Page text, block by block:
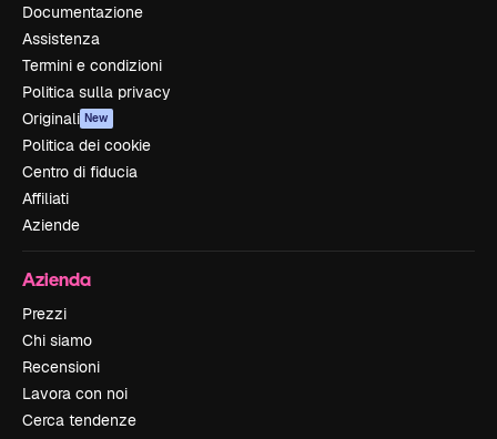
Documentazione
Assistenza
Termini e condizioni
Politica sulla privacy
Originali New
Politica dei cookie
Centro di fiducia
Affiliati
Aziende
Azienda
Prezzi
Chi siamo
Recensioni
Lavora con noi
Cerca tendenze